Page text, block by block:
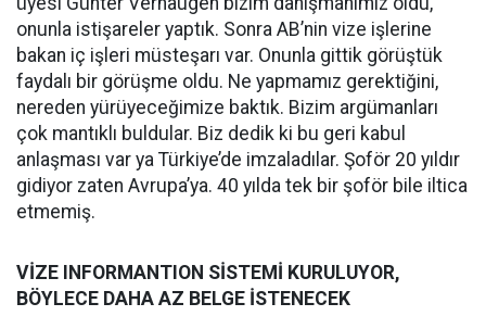
onunla istişareler yaptık. Sonra AB’nin vize işlerine
bakan iç işleri müsteşarı var. Onunla gittik görüştük
faydalı bir görüşme oldu. Ne yapmamız gerektiğini,
nereden yürüyeceğimize baktık. Bizim argümanları
çok mantıklı buldular. Biz dedik ki bu geri kabul
anlaşması var ya Türkiye’de imzaladılar. Şoför 20 yıldır
gidiyor zaten Avrupa’ya. 40 yılda tek bir şoför bile iltica
etmemiş.
VİZE INFORMANTION SİSTEMİ KURULUYOR,
BÖYLECE DAHA AZ BELGE İSTENECEK